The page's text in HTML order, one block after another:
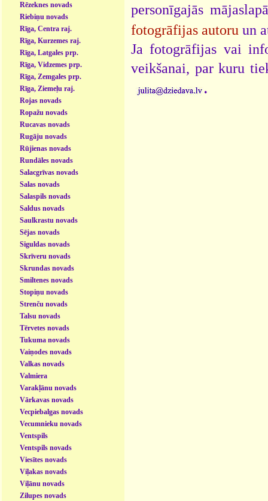
Rēzeknes novads
Riebiņu novads
Rīga, Centra raj.
Rīga, Kurzemes raj.
Rīga, Latgales prp.
Rīga, Vidzemes prp.
Rīga, Zemgales prp.
Rīga, Ziemeļu raj.
Rojas novads
Ropažu novads
Rucavas novads
Rugāju novads
Rūjienas novads
Rundāles novads
Salacgrīvas novads
Salas novads
Salaspils novads
Saldus novads
Saulkrastu novads
Sējas novads
Siguldas novads
Skrīveru novads
Skrundas novads
Smiltenes novads
Stopiņu novads
Strenču novads
Talsu novads
Tērvetes novads
Tukuma novads
Vaiņodes novads
Valkas novads
Valmiera
Varakļānu novads
Vārkavas novads
Vecpiebalgas novads
Vecumnieku novads
Ventspils
Ventspils novads
Viesītes novads
Viļakas novads
Viļānu novads
Zilupes novads
personīgajās
fotogrāfijas autoru un
Ja fotogrāfijas vai
veikšanai, par kuru
.